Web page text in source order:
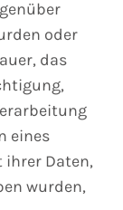
oder
das
eines
ihrer Daten,
wurden,